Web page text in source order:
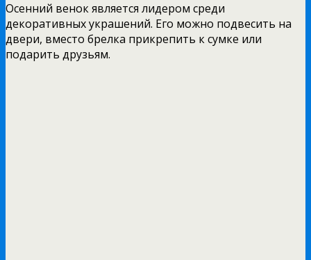
Осенний венок является лидером среди
декоративных украшений. Его можно подвесить на
двери, вместо брелка прикрепить к сумке или
подарить друзьям.